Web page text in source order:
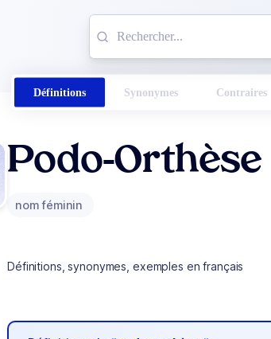
Définitions Synonymes Contraires
Podo-Orthèse
nom féminin
Définitions, synonymes, exemples en français